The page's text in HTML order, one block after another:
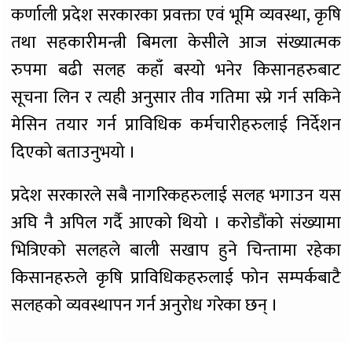
कर्णाली प्रदेश सरकारका प्रवक्ता एवं भूमि व्यवस्था, कृषि
तथा सहकारीमन्त्री बिमला केसीले आज संख्यात्मक
रुपमा बढी सलह कहाँ बस्यो भनेर किसानहरुबाट
सूचना लिन र त्यही अनुसार तीव गतिमा स्प्रे गर्न सकिने
मेसिन तयार गर्न प्राविधिक कर्मचारीहरुलाई निर्देशन
दिएको बताउनुभयो ।
प्रदेश सरकारले सबै नागरिकहरुलाई सलह भगाउन यस
अघि नै अपिल गर्दै आएको थियो । करोडौंको संख्यामा
भित्रिएको सलहले बाली सखाप हुने चिन्तामा रहेका
किसानहरुले कृषि प्राविधिकहरुलाई फोन सम्पर्कबाटै
सलहको व्यवस्थापन गर्न अनुरोध गरेका छन् ।